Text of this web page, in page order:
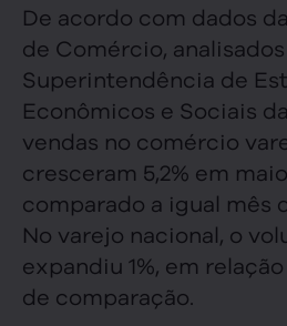
De acordo com dados
de Comércio,
Superintendência de
Econômicos e Sociais
vendas no comércio
cresceram 5,2% em
comparado a igual mês
No varejo nacional, o
expandiu 1%, em
de comparação.